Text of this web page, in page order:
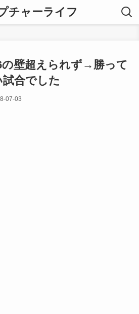
チャーライフ
の壁超えられず→勝って
合でした
07-03